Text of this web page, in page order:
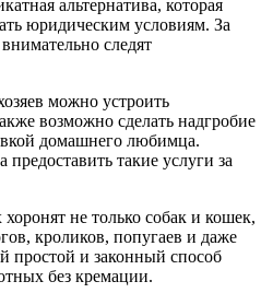
альтернатива, которая
юридическим условиям. За
следят
можно устроить
возможно сделать надгробие
домашнего любимца.
такие услуги за
не только собак и кошек,
кроликов, попугаев и даже
и законный способ
без кремации.